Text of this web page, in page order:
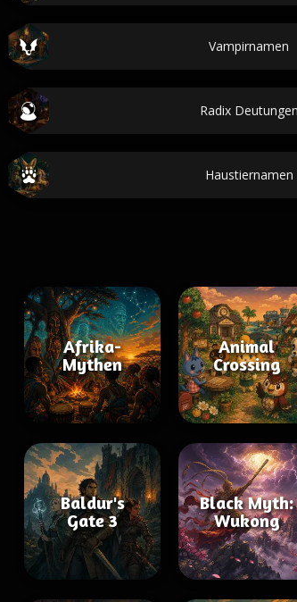
Vampirnamen
Radix Deutungen
Haustiernamen
Afrika-
Mythen
Animal
Crossing
Baldur's
Gate 3
Black Myth:
Wukong